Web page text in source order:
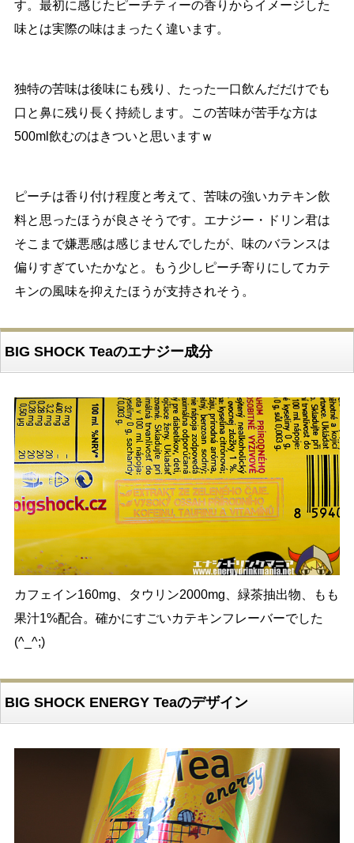
す。最初に感じたピーチティーの香りからイメージした
味とは実際の味はまったく違います。
独特の苦味は後味にも残り、たった一口飲んだだけでも
口と鼻に残り長く持続します。この苦味が苦手な方は
500ml飲むのはきついと思いますｗ
ピーチは香り付け程度と考えて、苦味の強いカテキン飲
料と思ったほうが良さそうです。エナジー・ドリン君は
そこまで嫌悪感は感じませんでしたが、味のバランスは
偏りすぎていたかなと。もう少しピーチ寄りにしてカテ
キンの風味を抑えたほうが支持されそう。
BIG SHOCK Teaのエナジー成分
カフェイン160mg、タウリン2000mg、緑茶抽出物、もも
果汁1%配合。確かにすごいカテキンフレーバーでした
(^_^;)
BIG SHOCK ENERGY Teaのデザイン